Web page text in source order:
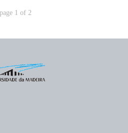
page 1 of 2